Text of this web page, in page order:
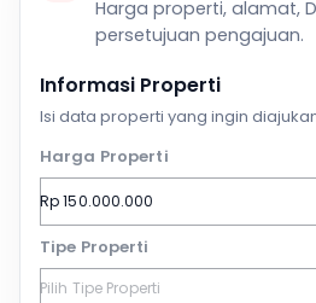
Harga properti, alamat,
persetujuan pengajuan.
Informasi Properti
Isi data properti yang ingin diajukan
Harga Properti
Tipe Properti